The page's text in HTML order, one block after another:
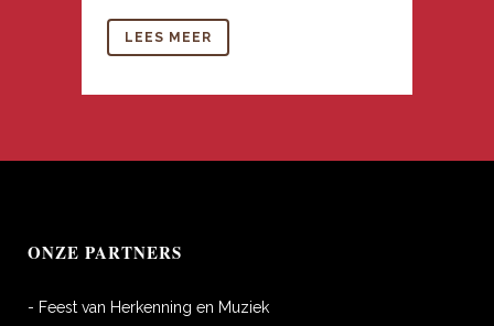
LEES MEER
ONZE PARTNERS
- Feest van Herkenning en Muziek